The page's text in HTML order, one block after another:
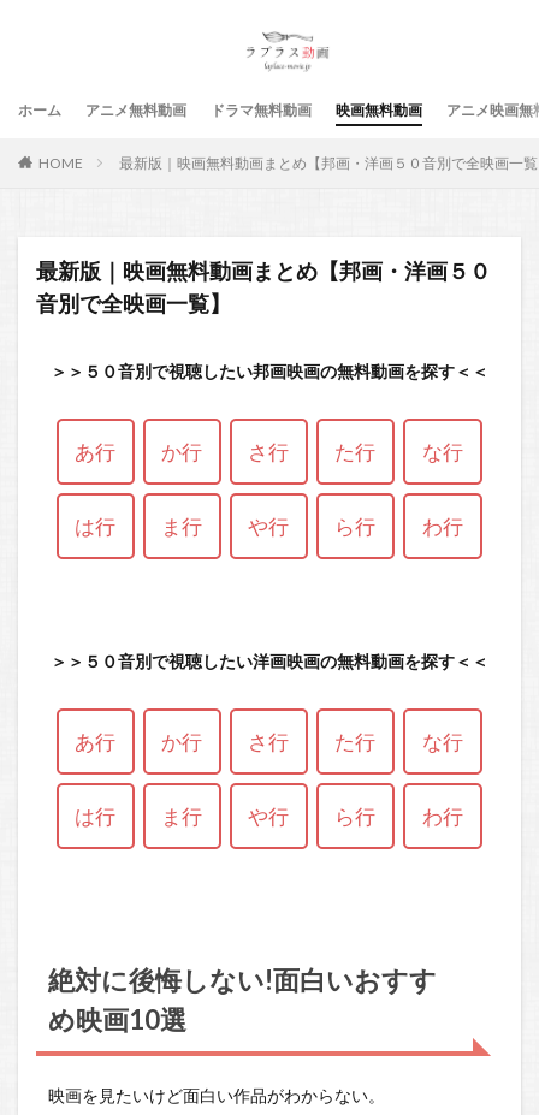
ホーム アニメ無料動画 ドラマ無料動画 映画無料動画 アニメ映画無
HOME 最新版｜映画無料動画まとめ【邦画・洋画５０音別で全映画一
最新版｜映画無料動画まとめ【邦画・洋画５０
音別で全映画一覧】
＞＞５０音別で視聴したい邦画映画の無料動画を探す＜＜
あ行 か行 さ行 た行 な行
は行 ま行 や行 ら行 わ行
＞＞５０音別で視聴したい洋画映画の無料動画を探す＜＜
あ行 か行 さ行 た行 な行
は行 ま行 や行 ら行 わ行
絶対に後悔しない!面白いおすす
め映画10選
映画を見たいけど面白い作品がわからない。